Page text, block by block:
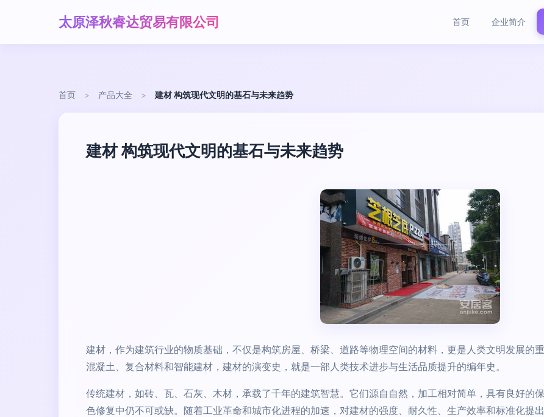
太原泽秋睿达贸易有限公司 首页 企业简介
首页 > 产品大全 > 建材 构筑现代文明的基石与未来趋势
建材 构筑现代文明的基石与未来趋势
建材，作为建筑行业的物质基础，不仅是构筑房屋、桥梁、道路等物理空间的材料，更是人类文明发展的
混凝土、复合材料和智能建材，建材的演变史，就是一部人类技术进步与生活品质提升的编年史。
传统建材，如砖、瓦、石灰、木材，承载了千年的建筑智慧。它们源自自然，加工相对简单，具有良好的
色修复中仍不可或缺。随着工业革命和城市化进程的加速，对建材的强度、耐久性、生产效率和标准化提出